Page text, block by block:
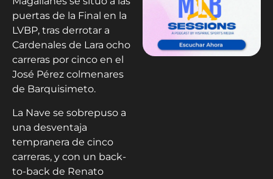
puertas de la Final en la
LVBP, tras derrotar a
Cardenales de Lara ocho
carreras por cinco en el
José Pérez colmenares
de Barquisimeto.
La Nave se sobrepuso a
una desventaja
tempranera de cinco
carreras, y con un back-
to-back de Renato